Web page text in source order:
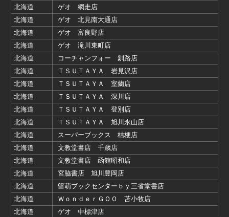
北海道
ゲオ 網走店
北海道
ゲオ 北見南大通店
北海道
ゲオ 富良野店
北海道
ゲオ 滝川東町店
北海道
コーチャンフォー 釧路店
北海道
ＴＳＵＴＡＹＡ 岩見沢店
北海道
ＴＳＵＴＡＹＡ 室蘭店
北海道
ＴＳＵＴＡＹＡ 深川店
北海道
ＴＳＵＴＡＹＡ 登別店
北海道
ＴＳＵＴＡＹＡ 旭川永山店
北海道
スーパーブックス 桔梗店
北海道
文教堂書店 千歳店
北海道
文教堂書店 函館昭和店
北海道
宮脇書店 旭川豊岡店
北海道
留萌ブックセンターｂｙ三省堂書店
北海道
ＷｏｎｄｅｒＧＯＯ 苫小牧店
北海道
ゲオ 中標津店